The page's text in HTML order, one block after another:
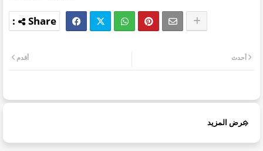
أحدث أقدم
عرض المزيد